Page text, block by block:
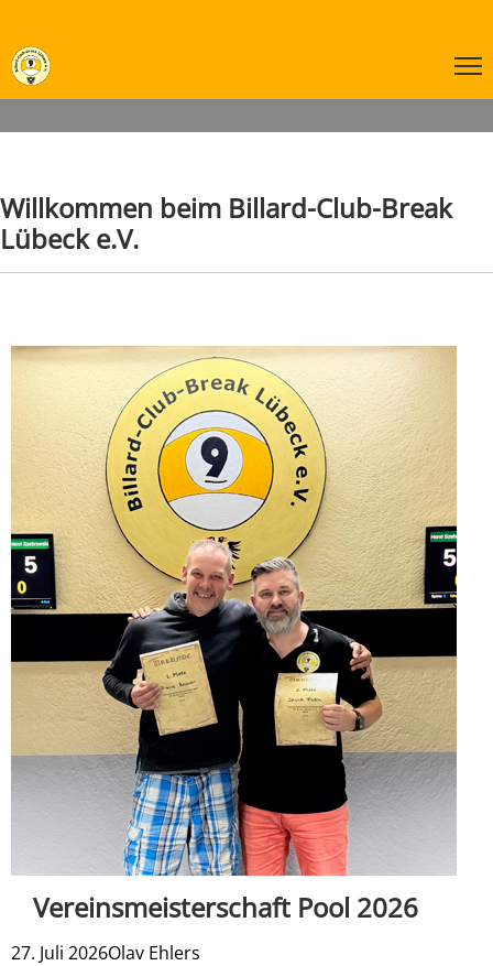
Willkommen beim Billard-Club-Break
Lübeck e.V.
Vereinsmeisterschaft Pool 2026
27. Juli 2026Olav Ehlers